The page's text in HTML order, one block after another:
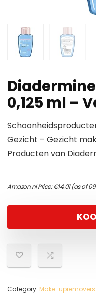
0,125 ml –
Gezicht – Gezicht
Producten van
Amazon.nl Price:€14.01(as of
Category: Make-upremovers